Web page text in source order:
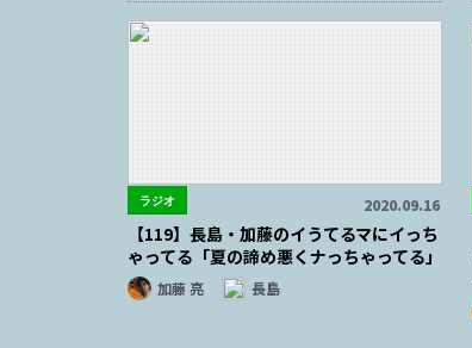
ラジオ 2020.09.16
【119】長島・加藤のイうてるマにイっち
ゃってる「夏の諦め悪くナっちゃってる」
加藤 亮 長島